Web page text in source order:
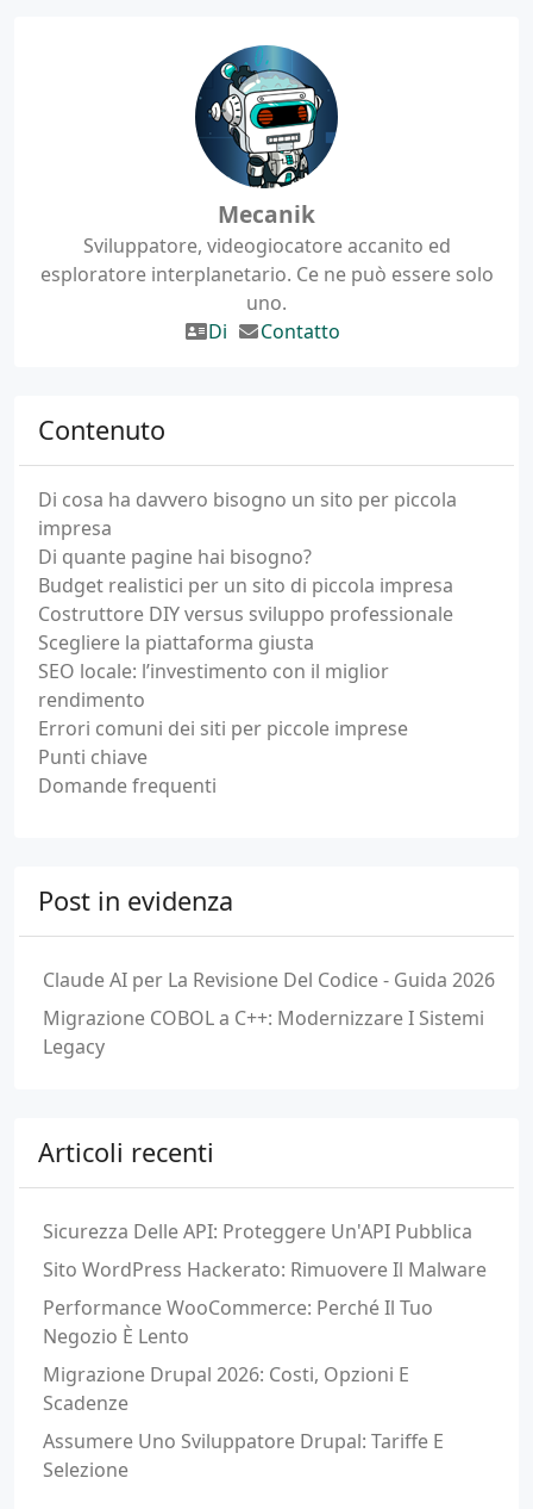
Mecanik
Sviluppatore, videogiocatore accanito ed
esploratore interplanetario. Ce ne può essere solo
uno.
Di
Contatto
Contenuto
Di cosa ha davvero bisogno un sito per piccola
impresa
Di quante pagine hai bisogno?
Budget realistici per un sito di piccola impresa
Costruttore DIY versus sviluppo professionale
Scegliere la piattaforma giusta
SEO locale: l’investimento con il miglior
rendimento
Errori comuni dei siti per piccole imprese
Punti chiave
Domande frequenti
Post in evidenza
Claude AI per La Revisione Del Codice - Guida 2026
Migrazione COBOL a C++: Modernizzare I Sistemi
Legacy
Articoli recenti
Sicurezza Delle API: Proteggere Un'API Pubblica
Sito WordPress Hackerato: Rimuovere Il Malware
Performance WooCommerce: Perché Il Tuo
Negozio È Lento
Migrazione Drupal 2026: Costi, Opzioni E
Scadenze
Assumere Uno Sviluppatore Drupal: Tariffe E
Selezione